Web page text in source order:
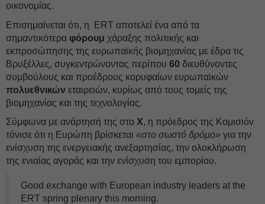
οικονομίας.
Επισημαίνεται ότι, η ERT αποτελεί ένα από τα
σημαντικότερα φόρουμ χάραξης πολιτικής και
εκπροσώπησης της ευρωπαϊκής βιομηχανίας με έδρα τις
Βρυξέλλες, συγκεντρώνοντας περίπου 60 διευθύνοντες
συμβούλους και προέδρους κορυφαίων ευρωπαϊκών
πολυεθνικών εταιρειών, κυρίως από τους τομείς της
βιομηχανίας και της τεχνολογίας.
Σύμφωνα με ανάρτησή της στο X, η πρόεδρος της Κομισιόν
τόνισε ότι η Ευρώπη βρίσκεται «στο σωστό δρόμο» για την
ενίσχυση της ενεργειακής ανεξαρτησίας, την ολοκλήρωση
της ενιαίας αγοράς και την ενίσχυση του εμπορίου.
Good exchange with European industry leaders at the
ERT spring plenary this morning.